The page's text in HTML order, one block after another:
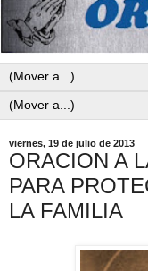
viernes, 19 de julio de 2013
ORACION A
PARA
LA FAMILIA